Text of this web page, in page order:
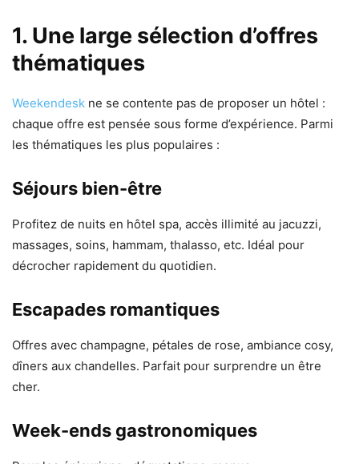
1. Une large sélection d’offres
thématiques
Weekendesk ne se contente pas de proposer un hôtel :
chaque offre est pensée sous forme d’expérience. Parmi
les thématiques les plus populaires :
Séjours bien-être
Profitez de nuits en hôtel spa, accès illimité au jacuzzi,
massages, soins, hammam, thalasso, etc. Idéal pour
décrocher rapidement du quotidien.
Escapades romantiques
Offres avec champagne, pétales de rose, ambiance cosy,
dîners aux chandelles. Parfait pour surprendre un être
cher.
Week-ends gastronomiques